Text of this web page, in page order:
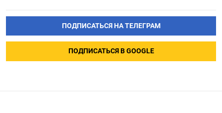
ПОДПИСАТЬСЯ НА ТЕЛЕГРАМ
ПОДПИСАТЬСЯ В GOOGLE